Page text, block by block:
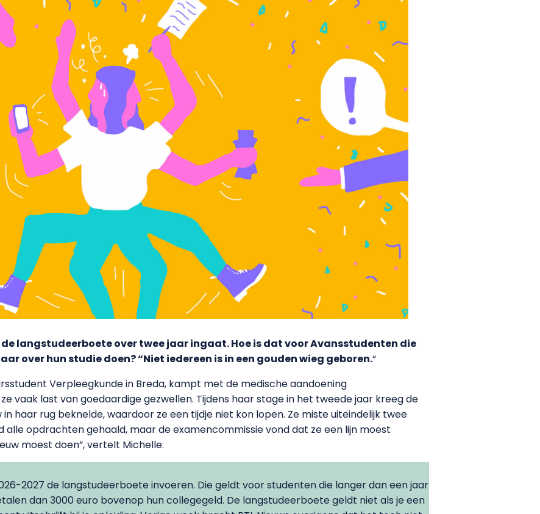
langstudeerboete over twee jaar ingaat. Hoe is dat voor Avansstudenten die
over hun studie doen? “Niet iedereen is in een gouden wieg geboren.“
Verpleegkunde in Breda, kampt met de medische aandoening
vaak last van goedaardige gezwellen. Tijdens haar stage in het tweede jaar kreeg de
haar rug beknelde, waardoor ze een tijdje niet kon lopen. Ze miste uiteindelijk twee
alle opdrachten gehaald, maar de examencommissie vond dat ze een lijn moest
moest doen”, vertelt Michelle.
2027 de langstudeerboete invoeren. Die geldt voor studenten die langer dan een jaar
dan 3000 euro bovenop hun collegegeld. De langstudeerboete geldt niet als je een